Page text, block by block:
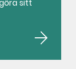
sitt